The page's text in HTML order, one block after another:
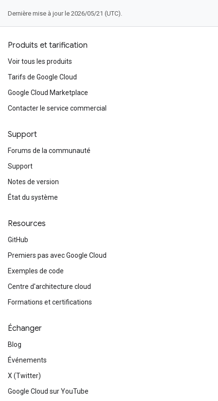
Dernière mise à jour le 2026/05/21 (UTC).
Produits et tarification
Voir tous les produits
Tarifs de Google Cloud
Google Cloud Marketplace
Contacter le service commercial
Support
Forums de la communauté
Support
Notes de version
État du système
Resources
GitHub
Premiers pas avec Google Cloud
Exemples de code
Centre d'architecture cloud
Formations et certifications
Échanger
Blog
Événements
X (Twitter)
Google Cloud sur YouTube